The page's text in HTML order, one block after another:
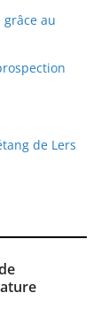
au
de Lers